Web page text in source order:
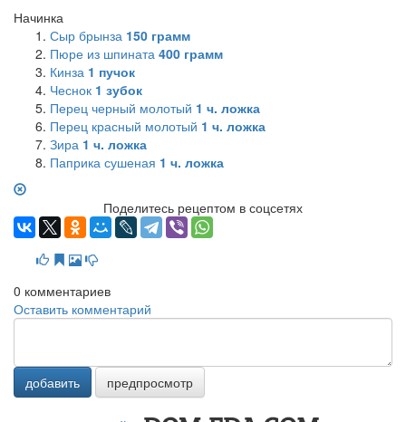
Начинка
Сыр брынза 150 грамм
Пюре из шпината 400 грамм
Кинза 1 пучок
Чеснок 1 зубок
Перец черный молотый 1 ч. ложка
Перец красный молотый 1 ч. ложка
Зира 1 ч. ложка
Паприка сушеная 1 ч. ложка
Поделитесь рецептом в соцсетях
0 комментариев
Оставить комментарий
добавить предпросмотр